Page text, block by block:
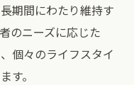
期間にわたり維持す
のニーズに応じた
個々のライフスタイ
す。